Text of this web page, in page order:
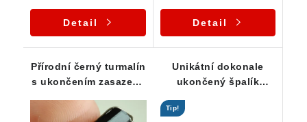
Detail Detail
Přírodní černý turmalín
s ukončením zasazený
Unikátní dokonale
ukončený špalík
Tip!